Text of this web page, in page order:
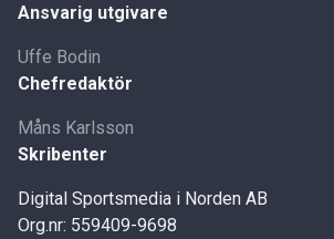
Ansvarig utgivare
Uffe Bodin
Chefredaktör
Måns Karlsson
Skribenter
Digital Sportsmedia i Norden AB
Org.nr: 559409-9698